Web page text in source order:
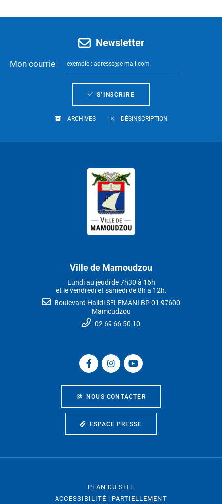
Newsletter
Mon courriel
S’INSCRIRE
ARCHIVES DÉSINSCRIPTION
Ville de Mamoudzou
Lundi au jeudi de 7h30 à 16h
et le vendredi et samedi de 8h à 12h.
Boulevard Halidi SELEMANI BP 01 97600
Mamoudzou
02 69 66 50 10
NOUS CONTACTER
ESPACE PRESSE
PLAN DU SITE
ACCESSIBILITÉ : PARTIELLEMENT